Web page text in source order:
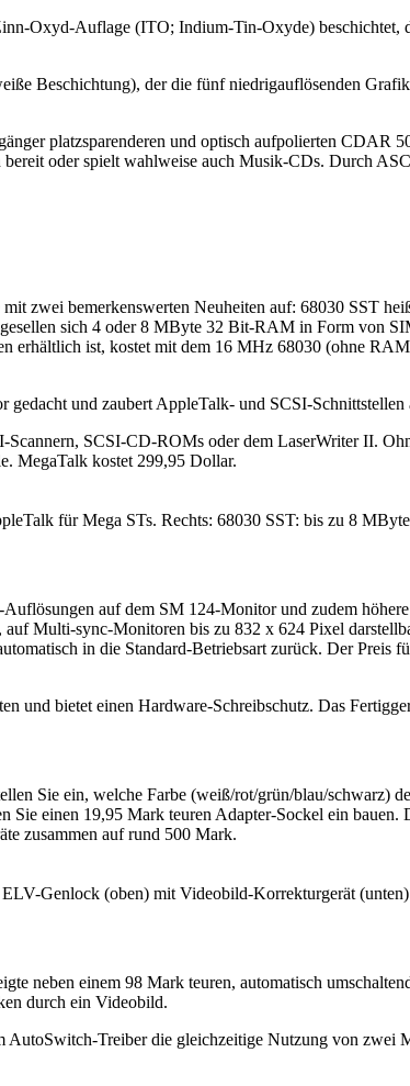
Oxyd-Auflage (ITO; Indium-Tin-Oxyde)
Beschichtung), der die fünf niedrigauflösenden
platzsparenderen und optisch aufpolierten CDAR
oder spielt wahlweise auch Musik-CDs. Durch
zwei bemerkenswerten Neuheiten auf: 68030 SST
sich 4 oder 8 MByte 32 Bit-RAM in Form von
erhältlich ist, kostet mit dem 16 MHz 68030 (ohne
und zaubert AppleTalk- und SCSI-Schnittstellen
SCSI-CD-ROMs oder dem LaserWriter II.
MegaTalk kostet 299,95 Dollar.
für Mega STs. Rechts: 68030 SST: bis zu 8
auf dem SM 124-Monitor und zudem
Multi-sync-Monitoren bis zu 832 x 624 Pixel
in die Standard-Betriebsart zurück. Der
und bietet einen Hardware-Schreibschutz. Das
Sie ein, welche Farbe (weiß/rot/grün/blau/schwarz)
Sie einen 19,95 Mark teuren Adapter-Sockel ein
zusammen auf rund 500 Mark.
Genlock (oben) mit Videobild-Korrekturgerät (unten)
neben einem 98 Mark teuren, automatisch
durch ein Videobild.
Treiber die gleichzeitige Nutzung von zwei